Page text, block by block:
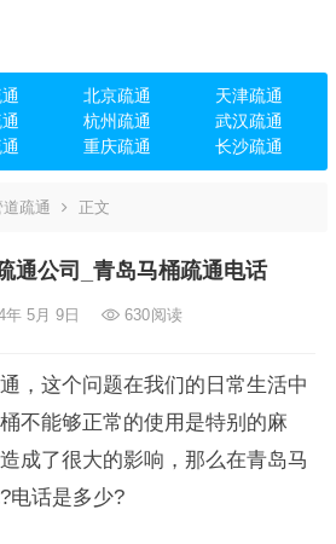
北京疏通
天津疏通
杭州疏通
武汉疏通
重庆疏通 长沙疏通
道疏通 正文
通公司_青岛马桶疏通电话
年 5月 9日 630阅读
这个问题在我们的日常生活中
不能够正常的使用是特别的麻
成了很大的影响，那么在青岛马
电话是多少?